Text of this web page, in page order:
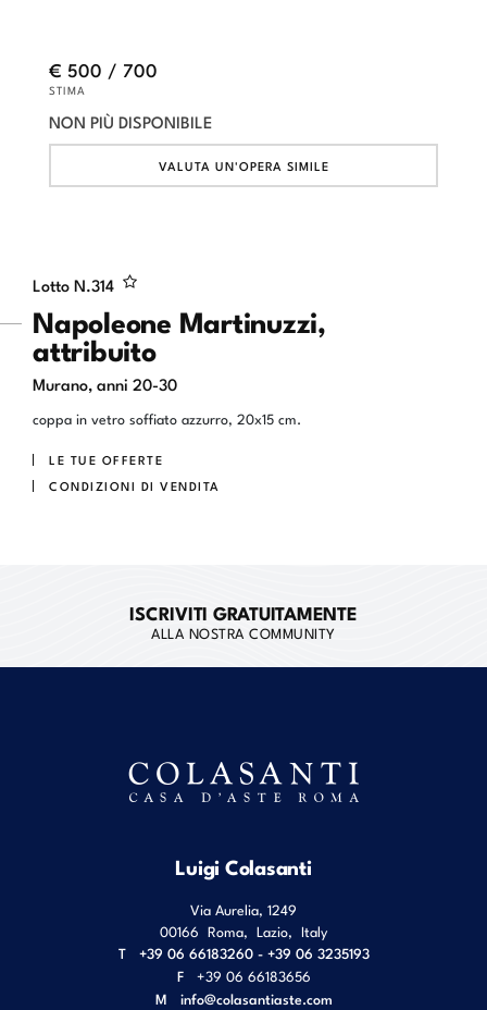
Lotto N.314
Napoleone Martinuzzi,
attribuito
Murano, anni 20-30
coppa in vetro soffiato azzurro, 20x15 cm.
LE TUE OFFERTE
CONDIZIONI DI VENDITA
€ 500 / 700
STIMA
NON PIÙ DISPONIBILE
VALUTA UN'OPERA SIMILE
ISCRIVITI GRATUITAMENTE
ALLA NOSTRA COMMUNITY
Luigi Colasanti
Via Aurelia, 1249
00166 Roma Lazio Italy
T
+39 06 66183260 - +39 06 3235193
F
+39 06 66183656
M info@colasantiaste.com